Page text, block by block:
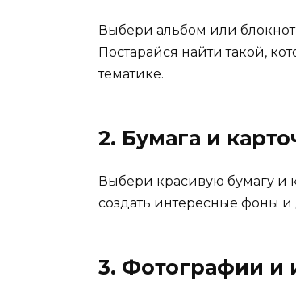
Выбери альбом или
Постарайся найти такой,
тематике.
2. Бумага и
Выбери красивую бумагу и
создать интересные фоны и
3. Фотографии и